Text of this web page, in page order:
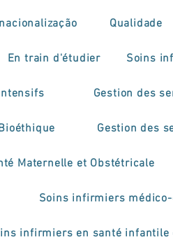
Qualidade
En train d'étudier Soins
Gestion des
Gestion des
Maternelle et Obstétricale
Soins infirmiers
infirmiers en santé infantile